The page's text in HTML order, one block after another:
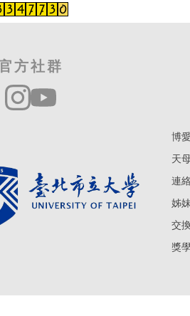
方社群
博
天
連
姊
交